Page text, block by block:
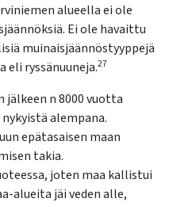
alueella ei ole
Ei ole havaittu
muinaisjäännöstyyppejä
eli ryssänuuneja.27
jälkeen n 8000 vuotta
alempana.
epätasaisen maan
takia.
joten maa kallistui
alueita jäi veden alle,